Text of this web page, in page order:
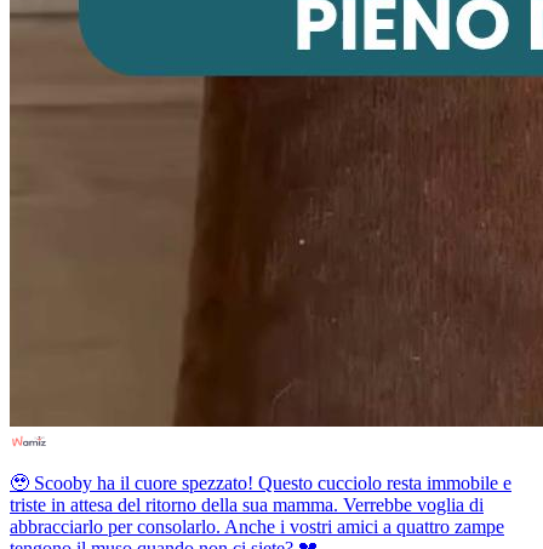
🥹 Scooby ha il cuore spezzato! Questo cucciolo resta immobile e
triste in attesa del ritorno della sua mamma. Verrebbe voglia di
abbracciarlo per consolarlo. Anche i vostri amici a quattro zampe